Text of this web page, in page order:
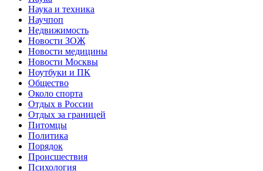
Наука и техника
Научпоп
Недвижимость
Новости ЗОЖ
Новости медицины
Новости Москвы
Ноутбуки и ПК
Общество
Около спорта
Отдых в России
Отдых за границей
Питомцы
Политика
Порядок
Происшествия
Психология